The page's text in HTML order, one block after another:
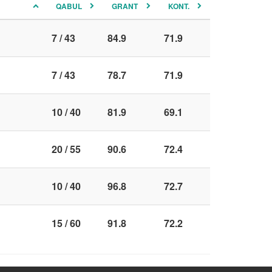
QABUL GRANT KONT.
7 / 43 84.9 71.9
7 / 43 78.7 71.9
10 / 40 81.9 69.1
20 / 55 90.6 72.4
10 / 40 96.8 72.7
15 / 60 91.8 72.2